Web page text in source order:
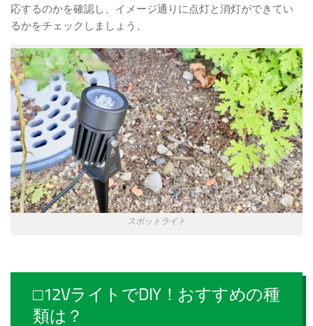
応するのかを確認し、イメージ通りに点灯と消灯ができてい
るかをチェックしましょう。
スポットライト
□12VライトでDIY！おすすめの種
類は？